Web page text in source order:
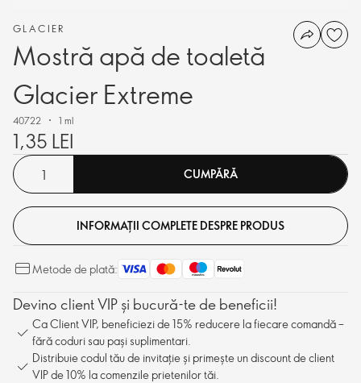
GLACIER
Mostră apă de toaletă
Glacier Extreme
40722 1 ml
1,35 LEI
CUMPĂRĂ
INFORMAȚII COMPLETE DESPRE PRODUS
Metode de plată:
Devino client VIP și bucură-te de beneficii!
Ca Client VIP, beneficiezi de 15% reducere la fiecare comandă –
fără coduri sau pași suplimentari.
Distribuie codul tău de invitație și primește un discount de client
VIP de 10% la comenzile prietenilor tăi.